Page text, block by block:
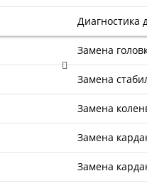
Диагностика
Замена
Замена
Замена
Замена
Замена